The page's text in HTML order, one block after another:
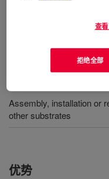
的生产率、适用性和成
Assembly, installation or
other substrates
优势
查
拒绝全部